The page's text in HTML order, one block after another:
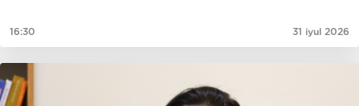
16:30 31 iyul 2026